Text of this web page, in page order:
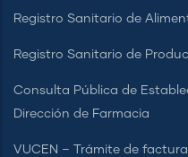
Registro Sanitario de
Registro Sanitario de
Consulta Pública de
Dirección de Farmacia
VUCEN – Trámite de